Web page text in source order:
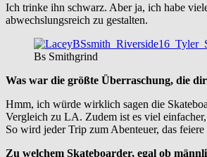
Ich trinke ihn schwarz. Aber ja, ich habe
abwechslungsreich zu gestalten.
Bs Smithgrind
Was war die größte Überraschung, die
Hmm, ich würde wirklich sagen die
Vergleich zu LA. Zudem ist es viel
So wird jeder Trip zum Abenteuer, das
Zu welchem Skateboarder, egal ob